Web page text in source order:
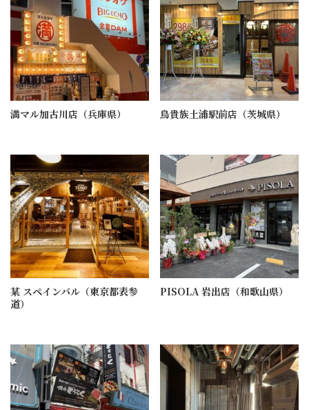
満マル加古川店（兵庫県） 鳥貴族土浦駅前店（茨城県）
某 スペインバル（東京都表参
道）
PISOLA 岩出店（和歌山県）